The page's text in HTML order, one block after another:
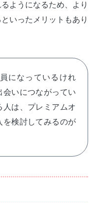
ようになるため、より
いったメリットもあり
になっているけれ
会いにつながってい
は、プレミアムオ
を検討してみるのが